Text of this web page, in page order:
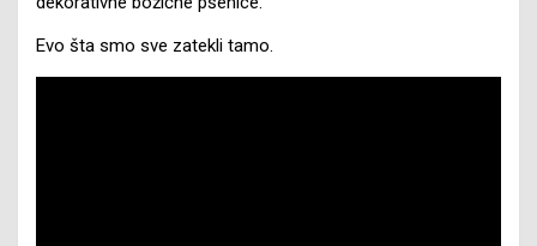
Evo šta smo sve zatekli tamo.